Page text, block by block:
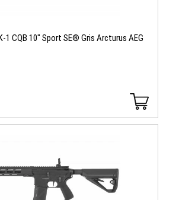
1 CQB 10" Sport SE® Gris Arcturus AEG